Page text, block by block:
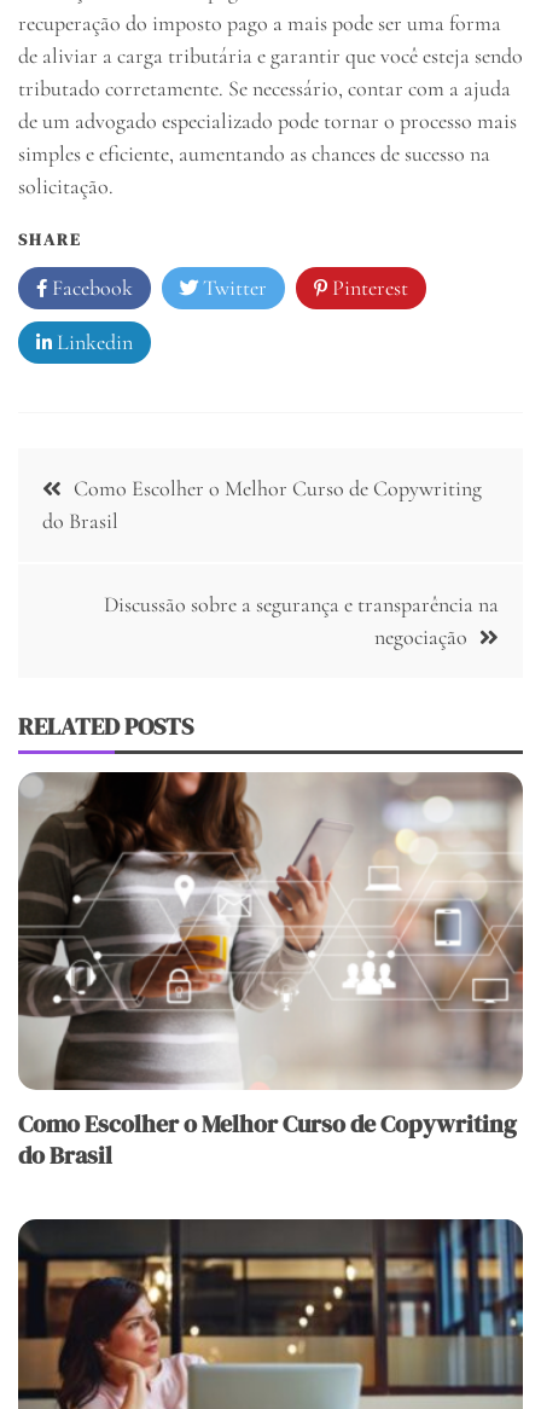
recuperação do imposto pago a mais pode ser uma forma
de aliviar a carga tributária e garantir que você esteja sendo
tributado corretamente. Se necessário, contar com a ajuda
de um advogado especializado pode tornar o processo mais
simples e eficiente, aumentando as chances de sucesso na
solicitação.
SHARE
Facebook Twitter Pinterest
Linkedin
Navegação
de
Como Escolher o Melhor Curso de Copywriting
do Brasil
Discussão sobre a segurança e transparência na
negociação
RELATED POSTS
Como Escolher o Melhor Curso de Copywriting
do Brasil